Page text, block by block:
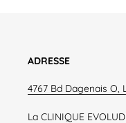
ADRESSE
4767 Bd Dagenais O,
La CLINIQUE